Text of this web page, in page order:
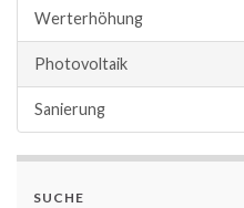
Werterhöhung
Photovoltaik
Sanierung
SUCHE